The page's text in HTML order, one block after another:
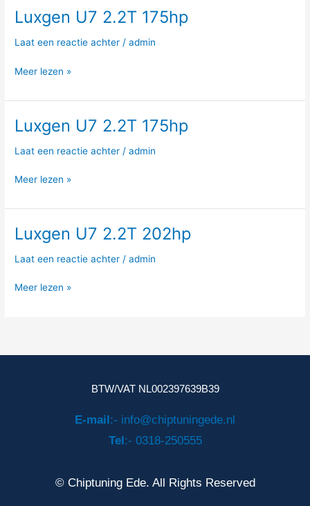
Luxgen U7 2.2T 175hp
Laat een reactie achter /admin
Luxgen
2.2T
Meer lezen »
Luxgen U7 2.2T 175hp
Laat een reactie achter /admin
Luxgen
2.2T
Meer lezen »
Luxgen U7 2.2T 202hp
Laat een reactie achter /admin
Luxgen
2.2T
Meer lezen »
BTW/VAT NL002397639B39
E-mail:- info@chiptuningede.nl
Tel:- 0318-250555
© Chiptuning Ede. All Rights Reserved